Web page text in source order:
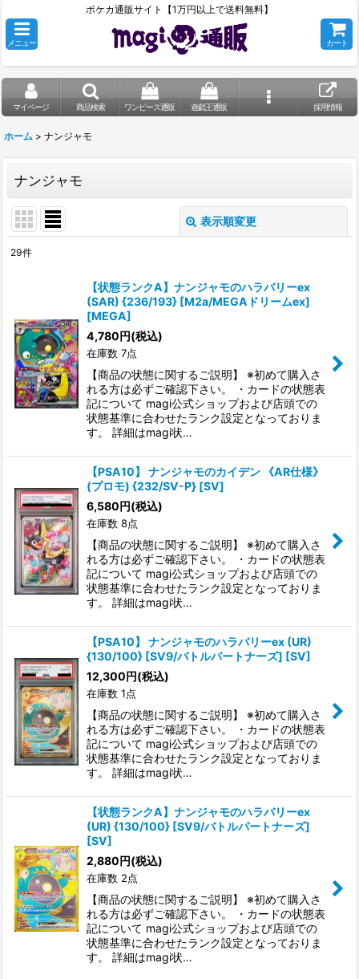
ポケカ通販サイト【1万円以上で送料無料】
メニュー カート
マイページ 商品検索 ワンピース通販 遊戯王通販 採用情報
ホーム > ナンジャモ
ナンジャモ
表示順変更
並び順:
絞り込む
29件
【状態ランクA】ナンジャモのハラバリーex
(SAR) {236/193} [M2a/MEGAドリームex]
[MEGA]
4,780円(税込)
在庫数 7点
【商品の状態に関するご説明】 ※初めて購入さ
れる方は必ずご確認下さい。 ・カードの状態表
記について magi公式ショップおよび店頭での
状態基準に合わせたランク設定となっておりま
す。 詳細はmagi状…
【PSA10】 ナンジャモのカイデン 《AR仕様》
(プロモ) {232/SV-P} [SV]
6,580円(税込)
在庫数 8点
【商品の状態に関するご説明】 ※初めて購入さ
れる方は必ずご確認下さい。 ・カードの状態表
記について magi公式ショップおよび店頭での
状態基準に合わせたランク設定となっておりま
す。 詳細はmagi状…
【PSA10】 ナンジャモのハラバリーex (UR)
{130/100} [SV9/バトルパートナーズ] [SV]
12,300円(税込)
在庫数 1点
【商品の状態に関するご説明】 ※初めて購入さ
れる方は必ずご確認下さい。 ・カードの状態表
記について magi公式ショップおよび店頭での
状態基準に合わせたランク設定となっておりま
す。 詳細はmagi状…
【状態ランクA】ナンジャモのハラバリーex
(UR) {130/100} [SV9/バトルパートナーズ]
[SV]
2,880円(税込)
在庫数 2点
【商品の状態に関するご説明】 ※初めて購入さ
れる方は必ずご確認下さい。 ・カードの状態表
記について magi公式ショップおよび店頭での
状態基準に合わせたランク設定となっておりま
す。 詳細はmagi状…